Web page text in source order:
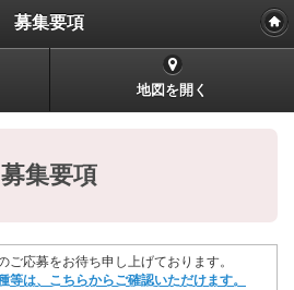
募集要項
地図を開く
募集要項
ご応募をお待ち申し上げております。
等は、こちらからご確認いただけます。